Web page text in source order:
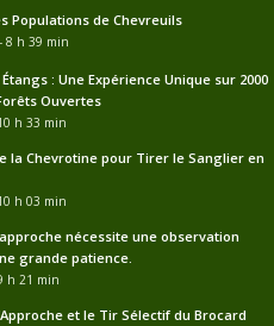
Populations de Chevreuils
8 h 39 min
: Une Expérience Unique sur 2000
Ouvertes
h 33 min
la Chevrotine pour Tirer le Sanglier en
h 03 min
nécessite une observation
grande patience.
h 21 min
et le Tir Sélectif du Brocard